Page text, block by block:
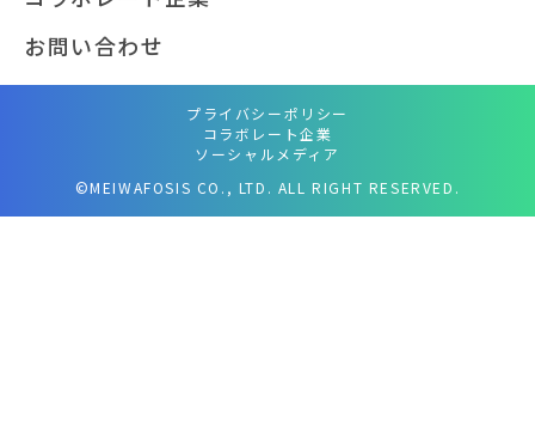
お問い合わせ
プライバシーポリシー
コラボレート企業
ソーシャルメディア
©MEIWAFOSIS CO., LTD. ALL RIGHT RESERVED.